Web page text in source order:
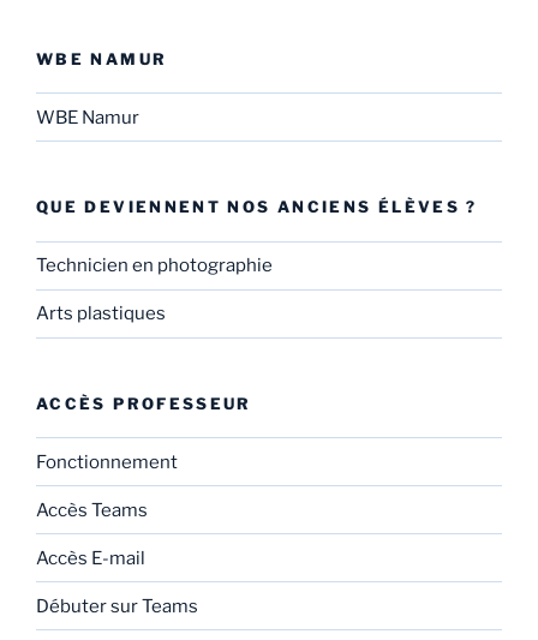
WBE NAMUR
WBE Namur
QUE DEVIENNENT NOS ANCIENS ÉLÈVES ?
Technicien en photographie
Arts plastiques
ACCÈS PROFESSEUR
Fonctionnement
Accès Teams
Accès E-mail
Débuter sur Teams